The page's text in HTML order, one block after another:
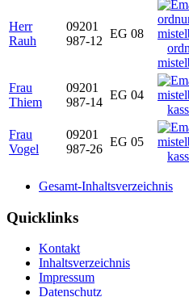
Herr
Rauh
09201
987-12
EG 08
Frau
Thiem
09201
987-14
EG 04
Frau
Vogel
09201
987-26
EG 05
Gesamt-Inhaltsverzeichnis
Quicklinks
Kontakt
Inhaltsverzeichnis
Impressum
Datenschutz